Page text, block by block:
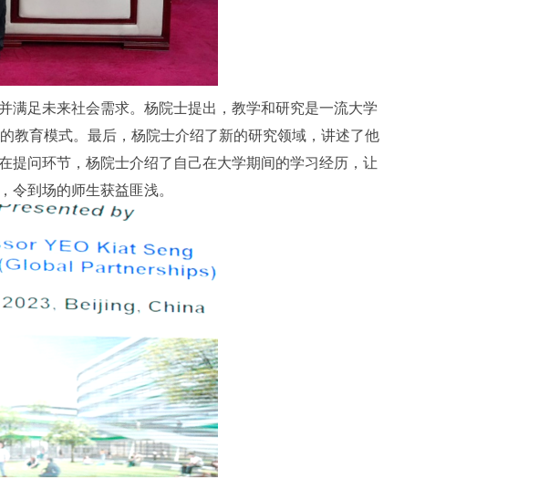
满足未来社会需求。杨院士提出，教学和研究是一流大学
教育模式。最后，杨院士介绍了新的研究领域，讲述了他
提问环节，杨院士介绍了自己在大学期间的学习经历，让
令到场的师生获益匪浅。